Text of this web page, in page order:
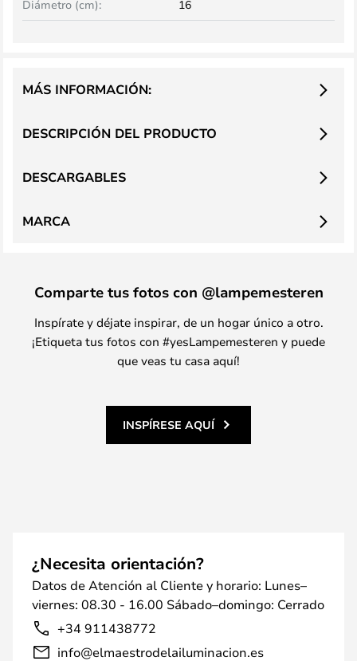
Diámetro (cm): 16
DESCRIPCIÓN DEL PRODUCTO
MÁS INFORMACIÓN:
DESCARGABLES
MARCA
Comparte tus fotos con @lampemesteren
Inspírate y déjate inspirar, de un hogar único a otro.
¡Etiqueta tus fotos con #yesLampemesteren y puede
que veas tu casa aquí!
INSPÍRESE AQUÍ
¿Necesita orientación?
Datos de Atención al Cliente y horario: Lunes–
viernes: 08.30 - 16.00 Sábado–domingo: Cerrado
+34 911438772
info@elmaestrodelailuminacion.es